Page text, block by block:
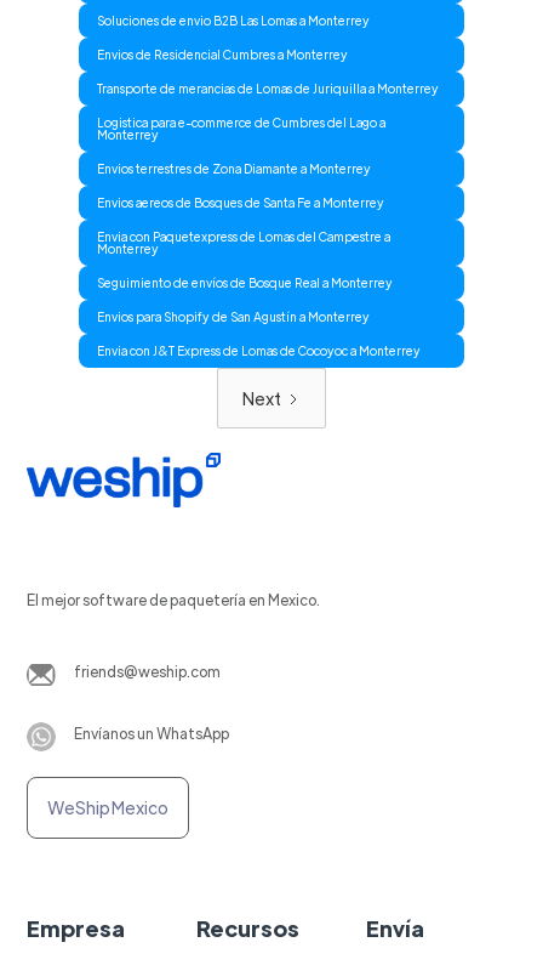
Soluciones de envio B2B Las Lomas a Monterrey
Envios de Residencial Cumbres a Monterrey
Transporte de merancias de Lomas de Juriquilla a Monterrey
Logistica para e-commerce de Cumbres del Lago a
Monterrey
Envios terrestres de Zona Diamante a Monterrey
Envios aereos de Bosques de Santa Fe a Monterrey
Envia con Paquetexpress de Lomas del Campestre a
Monterrey
Seguimiento de envíos de Bosque Real a Monterrey
Envios para Shopify de San Agustín a Monterrey
Envia con J&T Express de Lomas de Cocoyoc a Monterrey
Next
El mejor software de paquetería en Mexico.
friends@weship.com
Envíanos un WhatsApp
WeShip Mexico
Empresa Recursos Envía